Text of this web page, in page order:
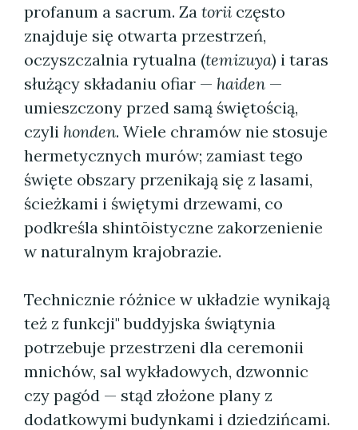
profanum a sacrum. Za torii często
znajduje się otwarta przestrzeń,
oczyszczalnia rytualna (temizuya) i taras
służący składaniu ofiar — haiden —
umieszczony przed samą świętością,
czyli honden. Wiele chramów nie stosuje
hermetycznych murów; zamiast tego
święte obszary przenikają się z lasami,
ścieżkami i świętymi drzewami, co
podkreśla shintōistyczne zakorzenienie
w naturalnym krajobrazie.
Technicznie różnice w układzie wynikają
też z funkcji" buddyjska świątynia
potrzebuje przestrzeni dla ceremonii
mnichów, sal wykładowych, dzwonnic
czy pagód — stąd złożone plany z
dodatkowymi budynkami i dziedzińcami.